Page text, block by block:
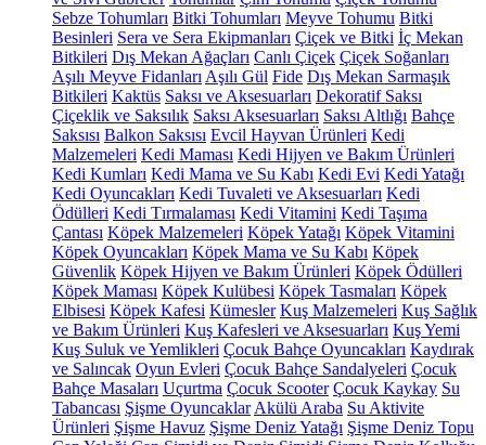
Sebze Tohumları Bitki Tohumları Meyve Tohumu Bitki
Besinleri Sera ve Sera Ekipmanları Çiçek ve Bitki İç Mekan
Bitkileri Dış Mekan Ağaçları Canlı Çiçek Çiçek Soğanları
Aşılı Meyve Fidanları Aşılı Gül Fide Dış Mekan Sarmaşık
Bitkileri Kaktüs Saksı ve Aksesuarları Dekoratif Saksı
Çiçeklik ve Saksılık Saksı Aksesuarları Saksı Altlığı Bahçe
Saksısı Balkon Saksısı Evcil Hayvan Ürünleri Kedi
Malzemeleri Kedi Maması Kedi Hijyen ve Bakım Ürünleri
Kedi Kumları Kedi Mama ve Su Kabı Kedi Evi Kedi Yatağı
Kedi Oyuncakları Kedi Tuvaleti ve Aksesuarları Kedi
Ödülleri Kedi Tırmalaması Kedi Vitamini Kedi Taşıma
Çantası Köpek Malzemeleri Köpek Yatağı Köpek Vitamini
Köpek Oyuncakları Köpek Mama ve Su Kabı Köpek
Güvenlik Köpek Hijyen ve Bakım Ürünleri Köpek Ödülleri
Köpek Maması Köpek Kulübesi Köpek Tasmaları Köpek
Elbisesi Köpek Kafesi Kümesler Kuş Malzemeleri Kuş Sağlık
ve Bakım Ürünleri Kuş Kafesleri ve Aksesuarları Kuş Yemi
Kuş Suluk ve Yemlikleri Çocuk Bahçe Oyuncakları Kaydırak
ve Salıncak Oyun Evleri Çocuk Bahçe Sandalyeleri Çocuk
Bahçe Masaları Uçurtma Çocuk Scooter Çocuk Kaykay Su
Tabancası Şişme Oyuncaklar Akülü Araba Su Aktivite
Ürünleri Şişme Havuz Şişme Deniz Yatağı Şişme Deniz Topu